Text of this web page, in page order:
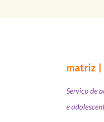
matriz |
Serviço de
e